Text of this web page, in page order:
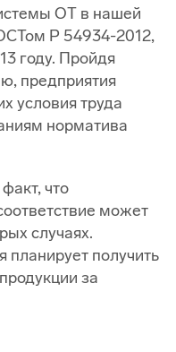
ОТ в нашей
Р 54934-2012,
году. Пройдя
предприятия
условия труда
норматива
что
может
случаях.
планирует получить
за